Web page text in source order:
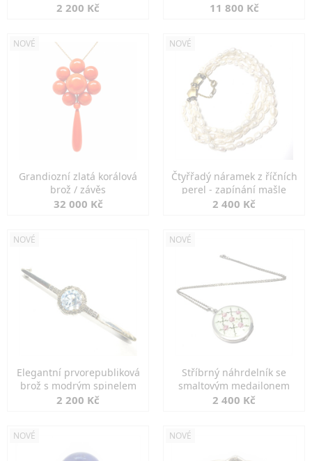
2 200 Kč 11 800 Kč
NOVÉ
Grandiozní zlatá korálová
brož / závěs
32 000 Kč
NOVÉ
Čtyřřadý náramek z říčních
perel - zapínání mašle
2 400 Kč
NOVÉ
Elegantní prvorepubliková
brož s modrým spinelem
2 200 Kč
NOVÉ
Stříbrný náhrdelník se
smaltovým medailonem
2 400 Kč
NOVÉ NOVÉ